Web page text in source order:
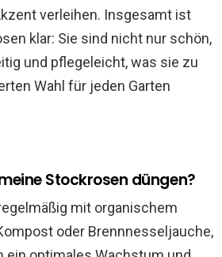
verleihen. Insgesamt ist
klar: Sie sind nicht nur schön,
und pflegeleicht, was sie zu
Wahl für jeden Garten
Stockrosen düngen?
mit organischem
oder Brennnesseljauche,